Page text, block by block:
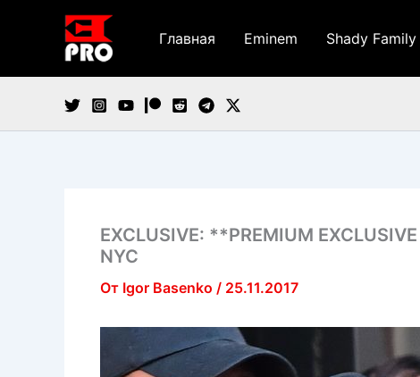
содержимому
Главная Eminem Shady Family
EXCLUSIVE: **PREMIUM
NYC
От Igor Basenko / 25.11.2017